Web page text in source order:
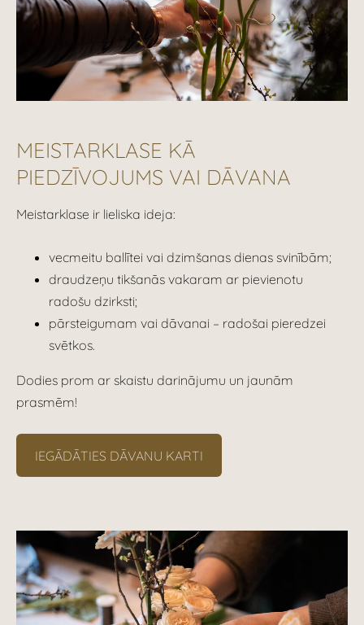
MEISTARKLASE KĀ
PIEDZĪVOJUMS VAI DĀVANA
Meistarklase ir lieliska ideja:
vecmeitu ballītei vai dzimšanas dienas svinībām;
draudzeņu tikšanās vakaram ar pievienotu
radošu dzirksti;
pārsteigumam vai dāvanai – radošai pieredzei
svētkos.
Dodies prom ar skaistu darinājumu un jaunām
prasmēm!
IEGĀDĀTIES DĀVANU KARTI